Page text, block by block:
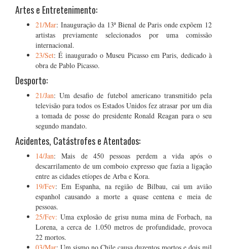
Artes e Entretenimento:
21/Mar: Inauguração da 13ª Bienal de Paris onde expõem 12
artistas previamente selecionados por uma comissão
internacional.
23/Set: É inaugurado o Museu Picasso em Paris, dedicado à
obra de Pablo Picasso.
Desporto:
21/Jan: Um desafio de futebol americano transmitido pela
televisão para todos os Estados Unidos fez atrasar por um dia
a tomada de posse do presidente Ronald Reagan para o seu
segundo mandato.
Acidentes, Catástrofes e Atentados:
14/Jan: Mais de 450 pessoas perdem a vida após o
descarrilamento de um comboio expresso que fazia a ligação
entre as cidades etíopes de Arba e Kora.
19/Fev: Em Espanha, na região de Bilbau, cai um avião
espanhol causando a morte a quase centena e meia de
pessoas.
25/Fev: Uma explosão de grisu numa mina de Forbach, na
Lorena, a cerca de 1.050 metros de profundidade, provoca
22 mortos.